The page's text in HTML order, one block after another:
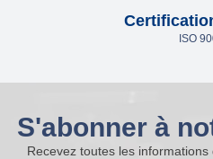
ISO
S'abonner à
Recevez toutes les informations